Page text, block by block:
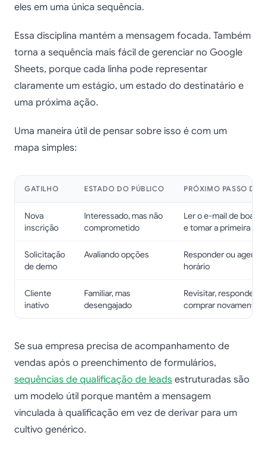
eles em uma única sequência.
Essa disciplina mantém a mensagem focada. Também
torna a sequência mais fácil de gerenciar no Google
Sheets, porque cada linha pode representar
claramente um estágio, um estado do destinatário e
uma próxima ação.
Uma maneira útil de pensar sobre isso é com um
mapa simples:
GATILHO ESTADO DO PÚBLICO PRÓXIMO PASSO
Nova
inscrição
Interessado, mas não
comprometido
Ler o e-mail de boas-
e tomar a primeira
Solicitação
de demo
Avaliando opções
Responder ou agendar
horário
Cliente
inativo
Familiar, mas
desengajado
Revisitar, responder
comprar novamente
Se sua empresa precisa de acompanhamento de
vendas após o preenchimento de formulários,
sequências de qualificação de leads estruturadas são
um modelo útil porque mantêm a mensagem
vinculada à qualificação em vez de derivar para um
cultivo genérico.